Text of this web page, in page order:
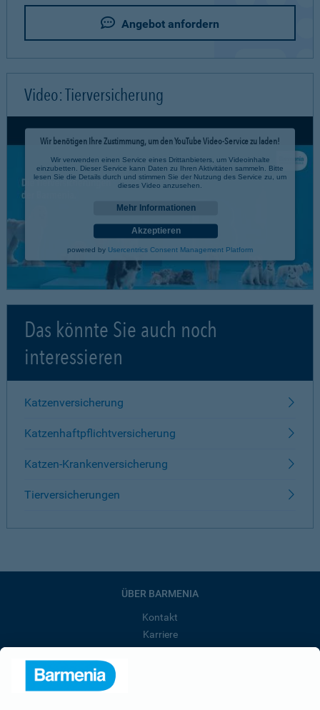
Angebot anfordern
Video: Tierversicherung
Wir benötigen Ihre Zustimmung, um den YouTube Video-Service zu laden!
Wir verwenden einen Service eines Drittanbieters, um Videoinhalte
einzubetten. Dieser Service kann Daten zu Ihren Aktivitäten sammeln. Bitte
lesen Sie die Details durch und stimmen Sie der Nutzung des Service zu, um
dieses Video anzusehen.
Mehr Informationen
Akzeptieren
powered by Usercentrics Consent Management Platform
Das könnte Sie auch noch
interessieren
Katzenversicherung
Katzenhaftpflichtversicherung
Katzen-Krankenversicherung
Tierversicherungen
ÜBER BARMENIA
Kontakt
Karriere